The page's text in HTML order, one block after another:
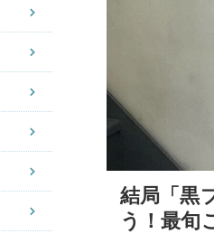
結局「黒
う！最旬